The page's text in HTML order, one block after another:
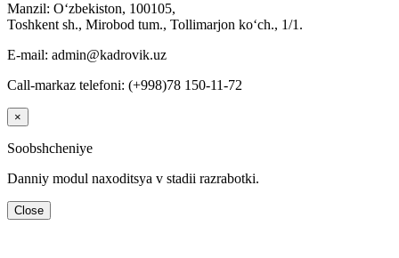
Manzil: Oʻzbekiston, 100105,
Toshkent sh., Mirobod tum., Tollimarjon koʻch., 1/1.
E-mail: admin@kadrovik.uz
Call-markaz telefoni: (+998)78 150-11-72
×
Soobshcheniye
Danniy modul naхoditsya v stadii razrabotki.
Close